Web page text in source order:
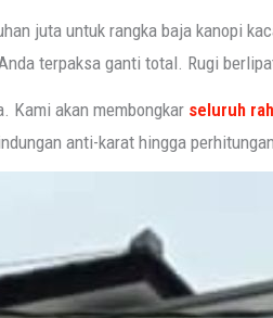
juta untuk rangka baja kanopi
terpaksa ganti total. Rugi
Kami akan membongkar seluruh
anti-karat hingga